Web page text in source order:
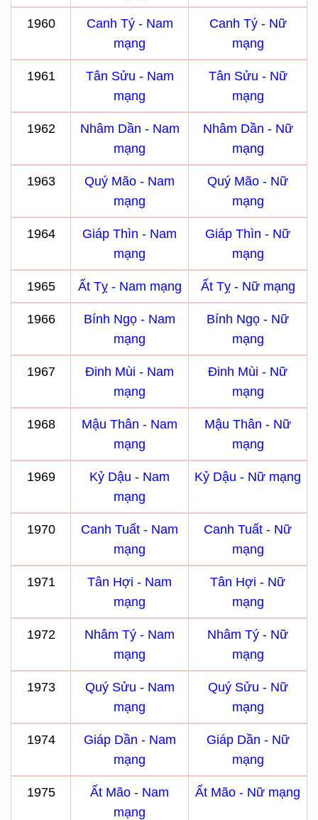
1960
Canh Tý - Nam
mạng
Canh Tý - Nữ
mạng
1961
Tân Sửu - Nam
mạng
Tân Sửu - Nữ
mạng
1962
Nhâm Dần - Nam
mạng
Nhâm Dần - Nữ
mạng
1963
Quý Mão - Nam
mạng
Quý Mão - Nữ
mạng
1964
Giáp Thìn - Nam
mạng
Giáp Thìn - Nữ
mạng
1965 Ất Tỵ - Nam mạng Ất Tỵ - Nữ mạng
1966
Bính Ngọ - Nam
mạng
Bính Ngọ - Nữ
mạng
1967
Đinh Mùi - Nam
mạng
Đinh Mùi - Nữ
mạng
1968
Mậu Thân - Nam
mạng
Mậu Thân - Nữ
mạng
1969
Kỷ Dậu - Nam
mạng
Kỷ Dậu - Nữ mạng
1970
Canh Tuất - Nam
mạng
Canh Tuất - Nữ
mạng
1971
Tân Hợi - Nam
mạng
Tân Hợi - Nữ
mạng
1972
Nhâm Tý - Nam
mạng
Nhâm Tý - Nữ
mạng
1973
Quý Sửu - Nam
mạng
Quý Sửu - Nữ
mạng
1974
Giáp Dần - Nam
mạng
Giáp Dần - Nữ
mạng
1975
Ất Mão - Nam
mạng
Ất Mão - Nữ mạng